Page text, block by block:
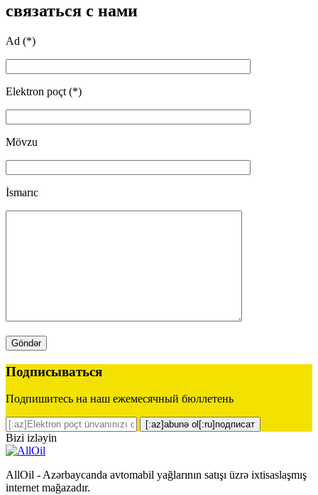
связаться с нами
Ad (*)
Elektron poçt (*)
Mövzu
İsmarıc
Подписываться
Подпишитесь на наш ежемесячный бюллетень
[:az]abunə ol[:ru]подписат
Bizi izləyin
AllOil - Azərbaycanda avtomabil yağlarının satışı üzrə ixtisaslaşmış
internet mağazadır.